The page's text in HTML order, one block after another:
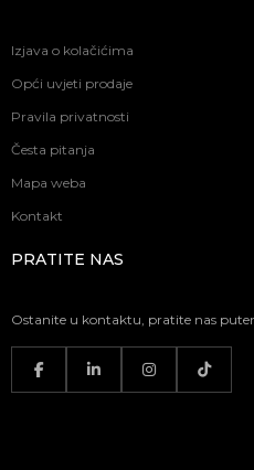
Izjava o kolačićima
Opći uvjeti prodaje
Pravila privatnosti
Česta pitanja
Mapa weba
Kontakt
PRATITE NAS
Ostanite u kontaktu, pratite nas